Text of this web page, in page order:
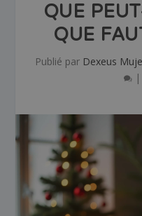
QUE
QUE
Publié par Dexeus
|